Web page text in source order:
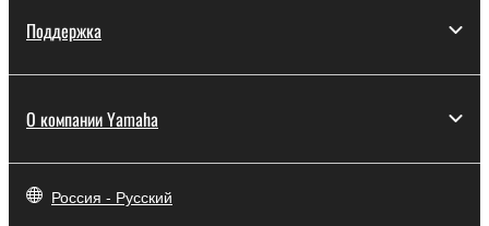
Поддержка
О компании Yamaha
Россия - Русский